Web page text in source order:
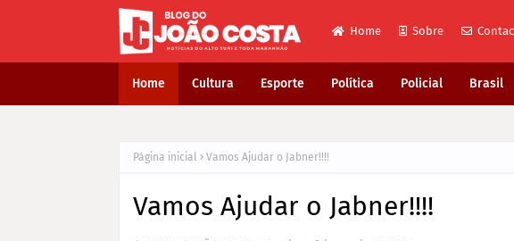
Home Sobre
Home Cultura Esporte Política Policial Brasil
Página inicial Vamos Ajudar o Jabner!!!!
Vamos Ajudar o Jabner!!!!